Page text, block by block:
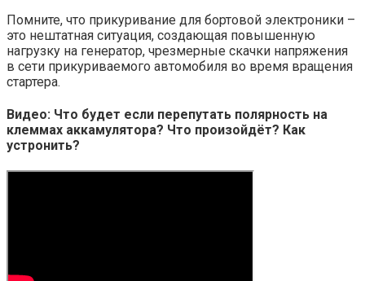
Помните, что прикуривание для бортовой электроники –
это нештатная ситуация, создающая повышенную
нагрузку на генератор, чрезмерные скачки напряжения
в сети прикуриваемого автомобиля во время вращения
стартера.
Видео: Что будет если перепутать полярность на
клеммах аккамулятора? Что произойдёт? Как
устронить?